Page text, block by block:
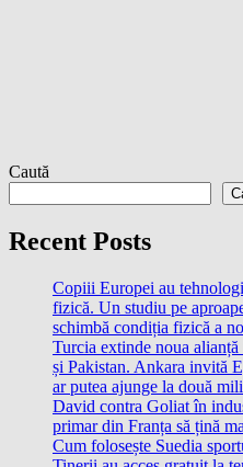
Caută
Recent Posts
Copiii Europei au
fizică. Un studiu pe
schimbă condiția fizică a
Turcia extinde noua
și Pakistan. Ankara invită
ar putea ajunge la două
David contra Goliat în
primar din Franța să țină
Cum folosește Suedia